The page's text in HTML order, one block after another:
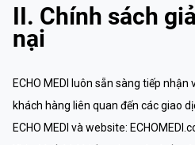
II. Chính sách
nại
ECHO MEDI luôn sẵn sàng tiếp nhận
khách hàng liên quan đến các giao
ECHO MEDI và website: